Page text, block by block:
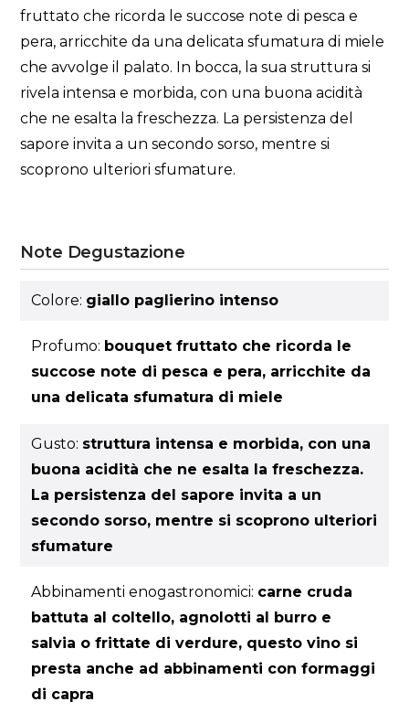
fruttato che ricorda le succose note di pesca e
pera, arricchite da una delicata sfumatura di miele
che avvolge il palato. In bocca, la sua struttura si
rivela intensa e morbida, con una buona acidità
che ne esalta la freschezza. La persistenza del
sapore invita a un secondo sorso, mentre si
scoprono ulteriori sfumature.
Note Degustazione
Colore: giallo paglierino intenso
Profumo: bouquet fruttato che ricorda le
succose note di pesca e pera, arricchite da
una delicata sfumatura di miele
Gusto: struttura intensa e morbida, con una
buona acidità che ne esalta la freschezza.
La persistenza del sapore invita a un
secondo sorso, mentre si scoprono ulteriori
sfumature
Abbinamenti enogastronomici: carne cruda
battuta al coltello, agnolotti al burro e
salvia o frittate di verdure, questo vino si
presta anche ad abbinamenti con formaggi
di capra